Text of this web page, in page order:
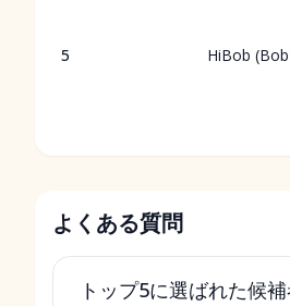
5 HiBob
よくある質問
トップ5に選ばれた候